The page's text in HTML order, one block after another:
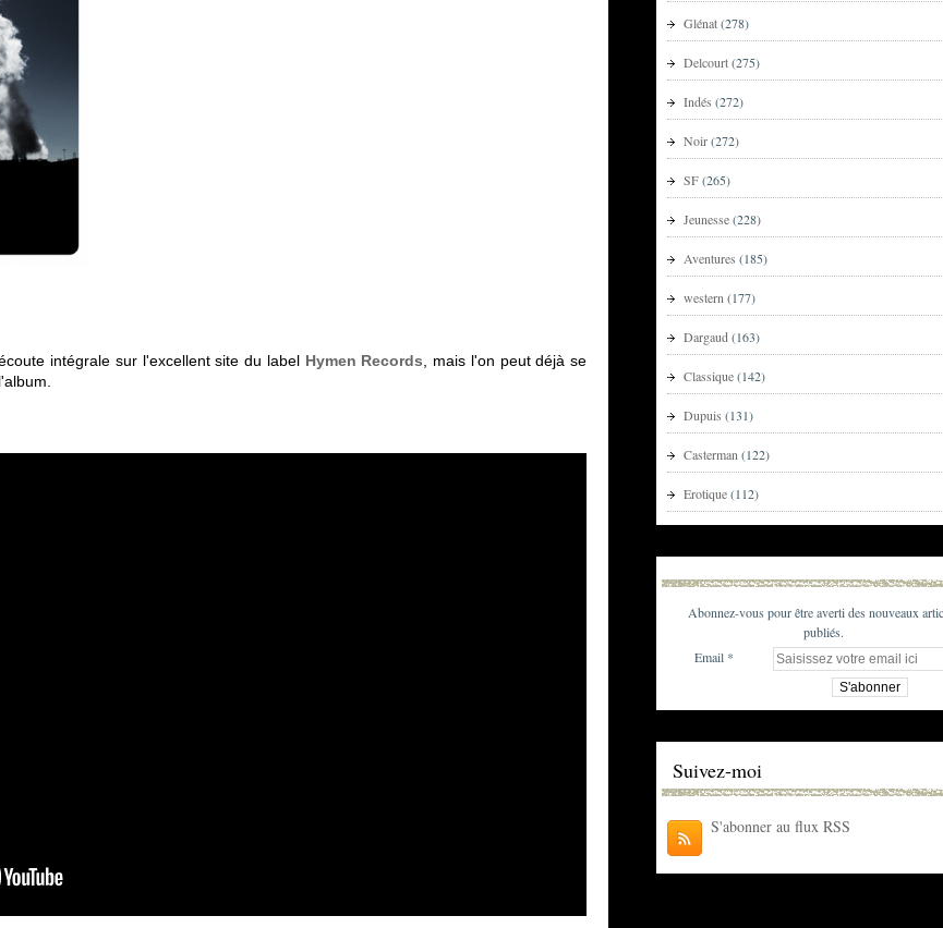
intégrale sur l'excellent site du label Hymen Records , mais l'on peut déjà se
Glénat(278)
Delcourt(275)
Indés (272)
Noir(272)
SF(265)
Jeunesse(228)
Aventures (185)
western (177)
Dargaud (163)
Classique(142)
Dupuis (131)
Casterman (122)
Erotique(112)
Abonnez-vous pour être averti des nouveaux
publiés.
Email
Suivez-moi
S'abonner au flux RSS